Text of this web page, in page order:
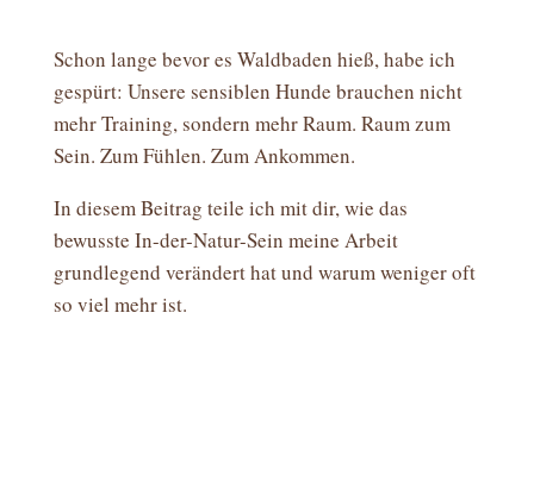
Schon lange bevor es Waldbaden hieß, habe ich
gespürt: Unsere sensiblen Hunde brauchen nicht
mehr Training, sondern mehr Raum. Raum zum
Sein. Zum Fühlen. Zum Ankommen.
In diesem Beitrag teile ich mit dir, wie das
bewusste In-der-Natur-Sein meine Arbeit
grundlegend verändert hat und warum weniger oft
so viel mehr ist.